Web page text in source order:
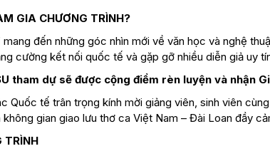
GIA CHƯƠNG TRÌNH?
đến những góc nhìn mới về văn học và nghệ
cường kết nối quốc tế và gặp gỡ nhiều diễn giả uy
tham dự sẽ được cộng điểm rèn luyện và nhận
Quốc tế trân trọng kính mời giảng viên, sinh viên
gian giao lưu thơ ca Việt Nam – Đài Loan đầy
TRÌNH